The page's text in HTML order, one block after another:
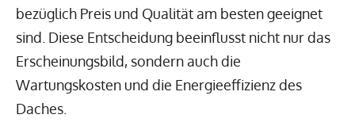
bezüglich Preis und Qualität am besten geeignet
sind. Diese Entscheidung beeinflusst nicht nur das
Erscheinungsbild, sondern auch die
Wartungskosten und die Energieeffizienz des
Daches.